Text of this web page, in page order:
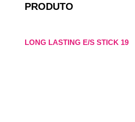
PRODUTO
LONG LASTING E/S STICK 19